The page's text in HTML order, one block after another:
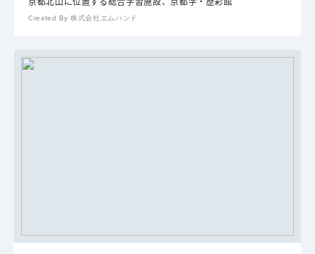
Created By 株式会社エムハンド